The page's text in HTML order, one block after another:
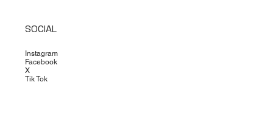
SOCIAL
Instagram
Facebook
X
Tik Tok